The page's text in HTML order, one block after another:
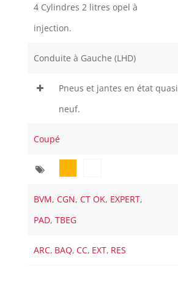
4 Cylindres 2 litres opel à
injection.
Conduite à Gauche (LHD)
Pneus et jantes en état quasi
neuf.
Coupé
BVM,CGN,CT OK, EXPERT,
PAD,TBEG
ARC, BAQ, CC, EXT, RES